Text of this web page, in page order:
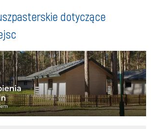
dotyczące